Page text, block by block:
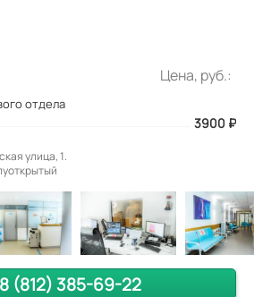
Цена, руб.:
отдела
3900 ₽
улица, 1.
8 (812) 385-69-22